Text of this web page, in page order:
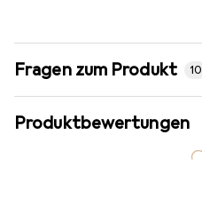
Fragen zum Produkt 10
Produktbewertungen